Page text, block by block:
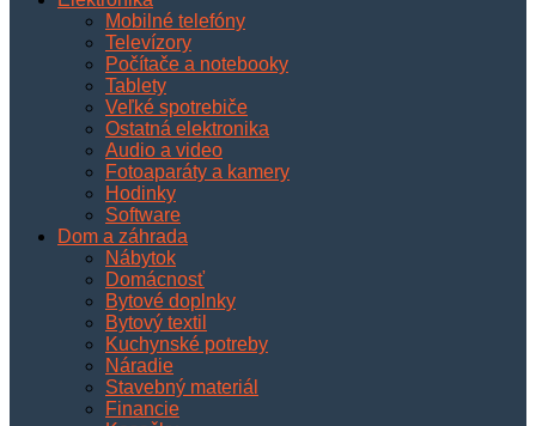
Mobilné telefóny
Televízory
Počítače a notebooky
Tablety
Veľké spotrebiče
Ostatná elektronika
Audio a video
Fotoaparáty a kamery
Hodinky
Software
Dom a záhrada
Nábytok
Domácnosť
Bytové doplnky
Bytový textil
Kuchynské potreby
Náradie
Stavebný materiál
Financie